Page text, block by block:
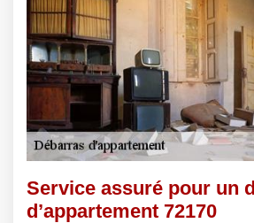
Service assuré pour un
d’appartement 72170